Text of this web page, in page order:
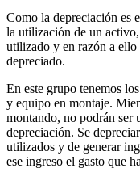
Como la depreciación es
la utilización de un
utilizado y en razón a ello
depreciado.
En este grupo tenemos
y equipo en montaje.
montando, no podrán ser
depreciación. Se
utilizados y de generar
ese ingreso el gasto que